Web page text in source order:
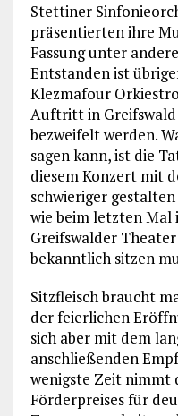
Stettiner
präsentierten ihre
Fassung unter
Entstanden ist
Klezmafour
Auftritt in
bezweifelt werden.
sagen kann, ist die
diesem Konzert mit
schwieriger
wie beim letzten Mal
Greifswalder
bekanntlich sitzen
Sitzfleisch braucht
der feierlichen
sich aber mit dem
anschließenden
wenigste Zeit nimmt
Förderpreises für